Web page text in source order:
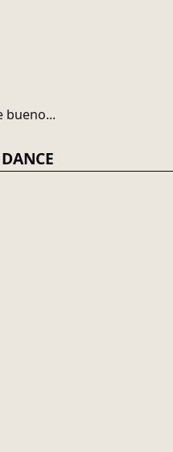
bueno...